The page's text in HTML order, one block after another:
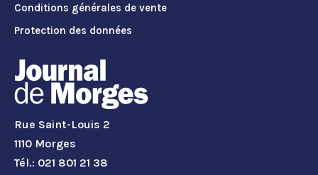
Conditions générales de vente
Protection des données
Rue Saint-Louis 2
1110 Morges
Tél.: 021 801 21 38